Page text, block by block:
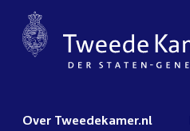
Over Tweedekamer.nl